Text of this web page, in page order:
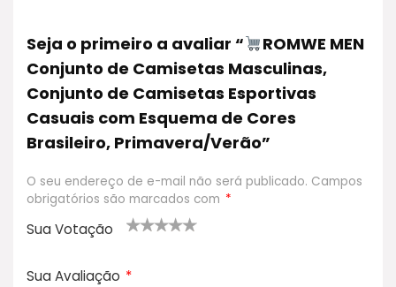
Seja o primeiro a avaliar “
ROMWE MEN
Conjunto de Camisetas Masculinas,
Conjunto de Camisetas Esportivas
Casuais com Esquema de Cores
Brasileiro, Primavera/Verão”
O seu endereço de e-mail não será publicado. Campos
obrigatórios são marcados com *
Sua Votação
d
de
estrel
estrelas
estrelas
Sua Avaliação *